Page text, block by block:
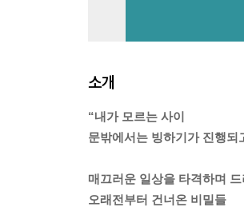
소개
“내가 모르는 사이
문밖에서는 빙하기가 진행되
매끄러운 일상을 타격하며
오래전부터 건너온 비밀들